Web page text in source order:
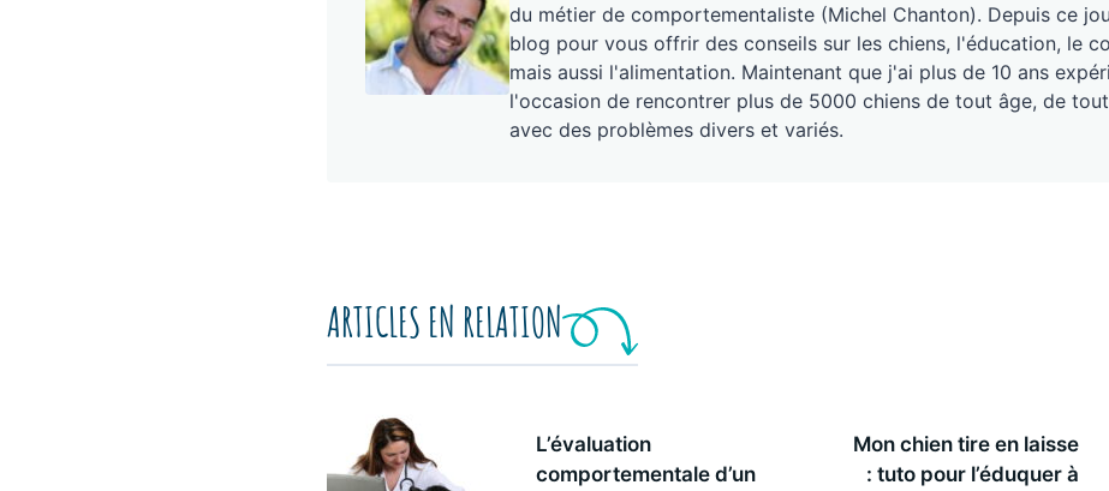
du métier de comportementaliste (Michel Chanton). Depuis ce
blog pour vous offrir des conseils sur les chiens, l'éducation, le
mais aussi l'alimentation. Maintenant que j'ai plus de 10 ans
l'occasion de rencontrer plus de 5000 chiens de tout âge, de
avec des problèmes divers et variés.
ARTICLES EN RELATION
L’évaluation
comportementale d’un
Mon chien tire en laisse
: tuto pour l’éduquer à